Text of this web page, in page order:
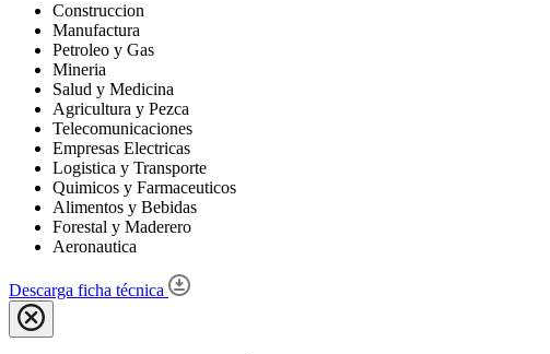
Construccion
Manufactura
Petroleo y Gas
Mineria
Salud y Medicina
Agricultura y Pezca
Telecomunicaciones
Empresas Electricas
Logistica y Transporte
Quimicos y Farmaceuticos
Alimentos y Bebidas
Forestal y Maderero
Aeronautica
Descarga ficha técnica